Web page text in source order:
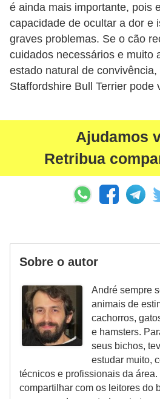
é ainda mais importante, pois
capacidade de ocultar a dor e
graves problemas. Se o cão
cuidados necessários e muito
estado natural de
Staffordshire Bull Terrier pode
Ajudamos
Retribua
Sobre o autor
André sempre
animais de
cachorros,
e hamsters.
seus bichos,
estudar muito,
técnicos e profissionais da
compartilhar com os leitores do
í
b
i
o
s
u
r
a
a
n
m